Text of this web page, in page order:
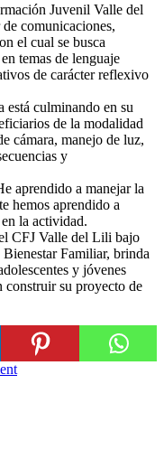
Juvenil Valle del
comunicaciones,
el cual se busca
temas de lenguaje
de carácter reflexivo
está culminando en su
de la modalidad
cámara, manejo de luz,
y
aprendido a manejar la
hemos aprendido a
la actividad.
CFJ Valle del Lili bajo
Familiar, brinda
y jóvenes
construir su proyecto de